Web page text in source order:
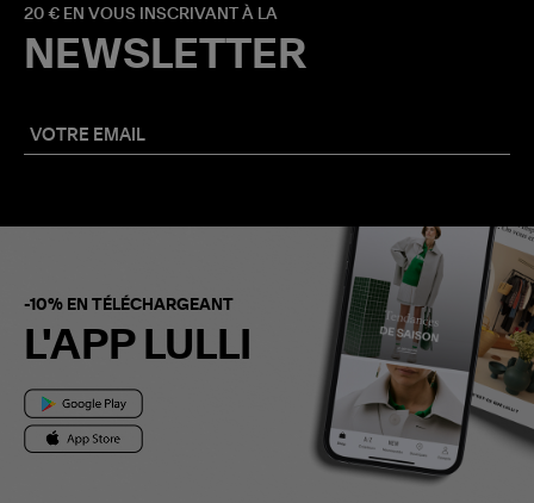
20 € EN VOUS INSCRIVANT À LA
NEWSLETTER
-10% EN TÉLÉCHARGEANT
L'APP LULLI